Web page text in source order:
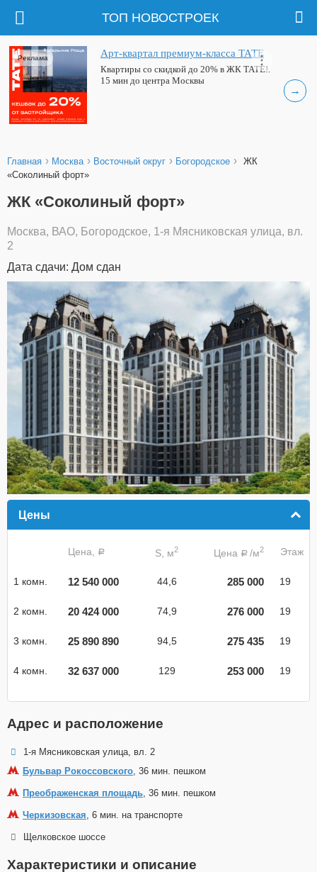
ТОП НОВОСТРОЕК
→
Арт-квартал премиум-класса ТАТЕ
Квартиры со скидкой до 20% в ЖК ТАТЕ!.
15 мин до центра Москвы
Реклама
Главная › Москва › Восточный округ › Богородское › ЖК
«Соколиный форт»
ЖК «Соколиный форт»
Москва, ВАО, Богородское, 1-я Мясниковская улица, вл.
2
Дата сдачи: Дом сдан
Цены
Цена, a S, м2 Цена a /м2 Этаж
1 комн. 12 540 000 44,6 285 000 19
2 комн. 20 424 000 74,9 276 000 19
3 комн. 25 890 890 94,5 275 435 19
4 комн. 32 637 000 129 253 000 19
Адрес и расположение
1-я Мясниковская улица, вл. 2
Бульвар Рокоссовского, 36 мин. пешком
Преображенская площадь, 36 мин. пешком
Черкизовская, 6 мин. на транспорте
Щелковское шоссе
Характеристики и описание